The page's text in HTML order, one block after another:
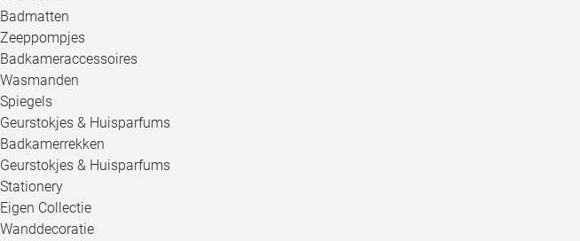
Badmatten
Zeeppompjes
Badkameraccessoires
Wasmanden
Spiegels
Geurstokjes & Huisparfums
Badkamerrekken
Geurstokjes & Huisparfums
Stationery
Eigen Collectie
Wanddecoratie